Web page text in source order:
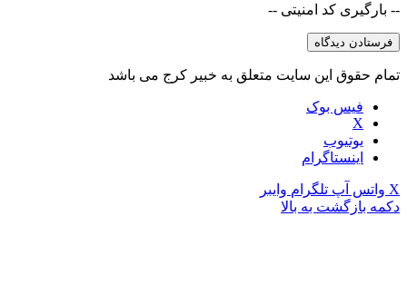
-- بارگیری کد امنیتی --
تمام حقوق این سایت متعلق به خبیر کرج می باشد
فیس بوک
X
یوتیوب
اینستاگرام
X واتس آپ تلگرام وایبر
دکمه بازگشت به بالا